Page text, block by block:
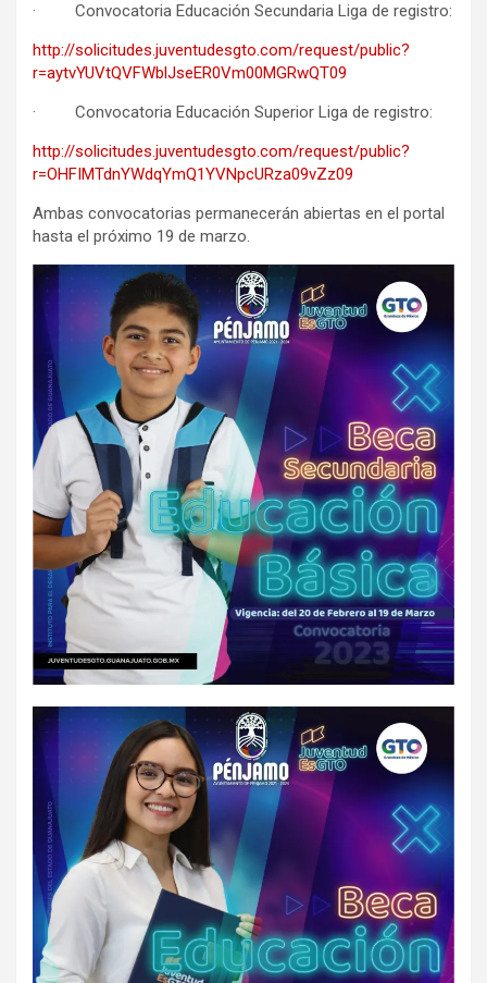
· Convocatoria Educación Secundaria Liga de registro:
http://solicitudes.juventudesgto.com/request/public?
r=aytvYUVtQVFWblJseER0Vm00MGRwQT09
· Convocatoria Educación Superior Liga de registro:
http://solicitudes.juventudesgto.com/request/public?
r=OHFIMTdnYWdqYmQ1YVNpcURza09vZz09
Ambas convocatorias permanecerán abiertas en el portal
hasta el próximo 19 de marzo.